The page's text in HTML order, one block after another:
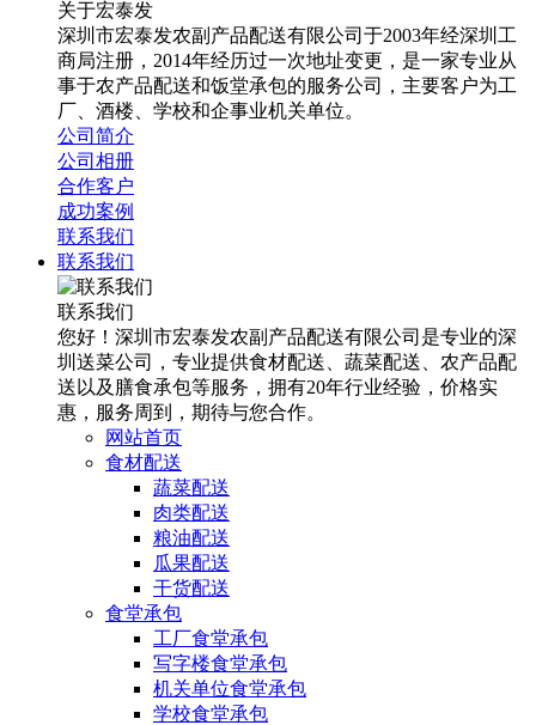
关于宏泰发
深圳市宏泰发农副产品配送有限公司于2003年经深圳工
商局注册，2014年经历过一次地址变更，是一家专业从
事于农产品配送和饭堂承包的服务公司，主要客户为工
厂、酒楼、学校和企事业机关单位。
公司简介
公司相册
合作客户
成功案例
联系我们
联系我们
联系我们
您好！深圳市宏泰发农副产品配送有限公司是专业的深
圳送菜公司，专业提供食材配送、蔬菜配送、农产品配
送以及膳食承包等服务，拥有20年行业经验，价格实
惠，服务周到，期待与您合作。
网站首页
食材配送
蔬菜配送
肉类配送
粮油配送
瓜果配送
干货配送
食堂承包
工厂食堂承包
写字楼食堂承包
机关单位食堂承包
学校食堂承包